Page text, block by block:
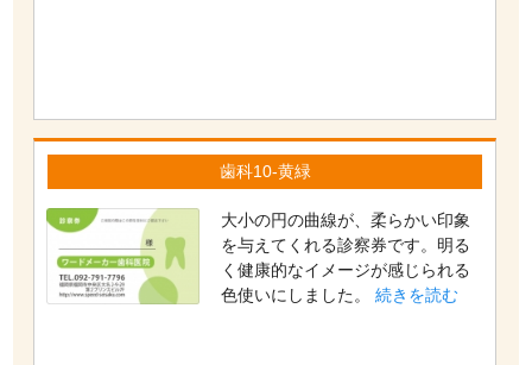
歯科10-黄緑
大小の円の曲線が、柔らかい印象
を与えてくれる診察券です。明る
く健康的なイメージが感じられる
色使いにしました。続きを読む